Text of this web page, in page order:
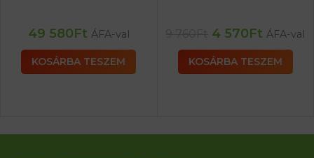
49 580Ft ÁFA-val
KOSÁRBA TESZEM
4 570Ft ÁFA-val
KOSÁRBA TESZEM